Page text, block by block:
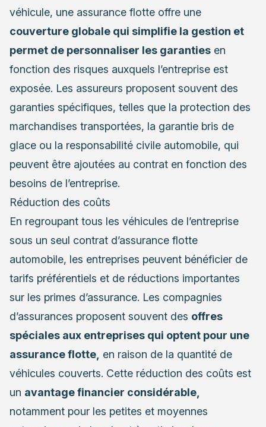
véhicule, une assurance flotte offre une
couverture globale qui simplifie la gestion et
permet de personnaliser les garanties en
fonction des risques auxquels l’entreprise est
exposée. Les assureurs proposent souvent des
garanties spécifiques, telles que la protection des
marchandises transportées, la garantie bris de
glace ou la responsabilité civile automobile, qui
peuvent être ajoutées au contrat en fonction des
besoins de l’entreprise.
Réduction des coûts
En regroupant tous les véhicules de l’entreprise
sous un seul contrat d’assurance flotte
automobile, les entreprises peuvent bénéficier de
tarifs préférentiels et de réductions importantes
sur les primes d’assurance. Les compagnies
d’assurances proposent souvent des offres
spéciales aux entreprises qui optent pour une
assurance flotte, en raison de la quantité de
véhicules couverts. Cette réduction des coûts est
un avantage financier considérable,
notamment pour les petites et moyennes